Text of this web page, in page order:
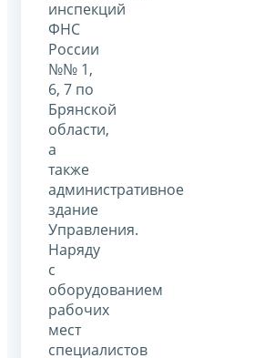
инспекций
ФНС
России
№№ 1,
6, 7 по
Брянской
области,
а
также
административное
здание
Управления.
Наряду
с
оборудованием
рабочих
мест
специалистов